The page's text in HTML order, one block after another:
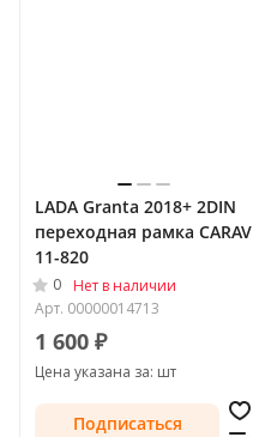
LADA Granta 2018+ 2DIN
переходная рамка CARAV
11-820
0
Нет в наличии
Арт. 00000014713
1 600 ₽
Цена указана за: шт
Подписаться